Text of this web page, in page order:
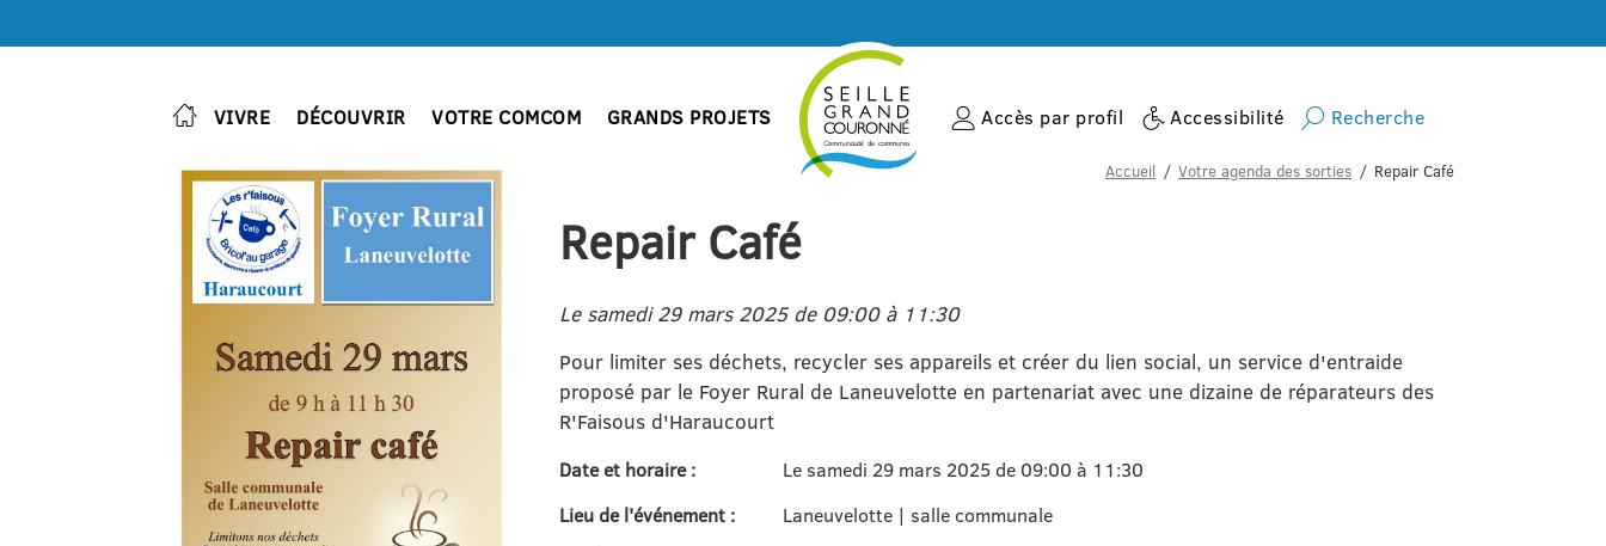
VIVRE DÉCOUVRIR VOTRE COMCOM GRANDS PROJETS Accès par profil Accessibilité Recherche
Accueil Votre agenda des sorties Repair Café
Repair Café
Le samedi 29 mars 2025 de 09:00 à 11:30
Pour limiter ses déchets, recycler ses appareils et créer du lien social, un service d'entraide
proposé par le Foyer Rural de Laneuvelotte en partenariat avec une dizaine de réparateurs des
R'Faisous d'Haraucourt
Date et horaire :
Le samedi 29 mars 2025 de 09:00 à 11:30
Lieu de l'événement :
Laneuvelotte | salle communale